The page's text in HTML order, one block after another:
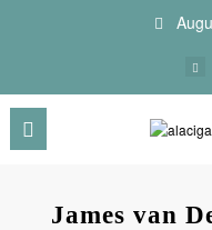
James van